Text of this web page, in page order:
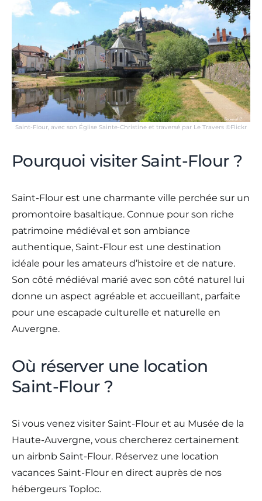
Saint-Flour, avec son Église Sainte-Christine et traversé par Le Travers ©Flickr
Pourquoi visiter Saint-Flour ?
Saint-Flour est une charmante ville perchée sur un
promontoire basaltique. Connue pour son riche
patrimoine médiéval et son ambiance
authentique, Saint-Flour est une destination
idéale pour les amateurs d’histoire et de nature.
Son côté médiéval marié avec son côté naturel lui
donne un aspect agréable et accueillant, parfaite
pour une escapade culturelle et naturelle en
Auvergne.
Où réserver une location
Saint-Flour ?
Si vous venez visiter Saint-Flour et au Musée de la
Haute-Auvergne, vous chercherez certainement
un airbnb Saint-Flour. Réservez une location
vacances Saint-Flour en direct auprès de nos
hébergeurs Toploc.